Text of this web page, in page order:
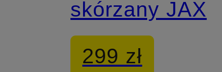
skórzany JAX
299 zł